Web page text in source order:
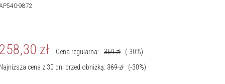
9872
zł Cena regularna: 369zł
(-30%)
cena z 30 dni przed obniżką: 369zł (-30%)